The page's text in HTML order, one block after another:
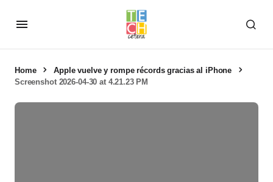
Home
Apple vuelve y rompe récords gracias al iPhone
Screenshot 2026-04-30 at 4.21.23 PM